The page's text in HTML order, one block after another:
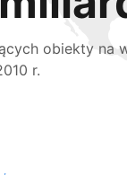
obiekty na
r.
gości już dziś